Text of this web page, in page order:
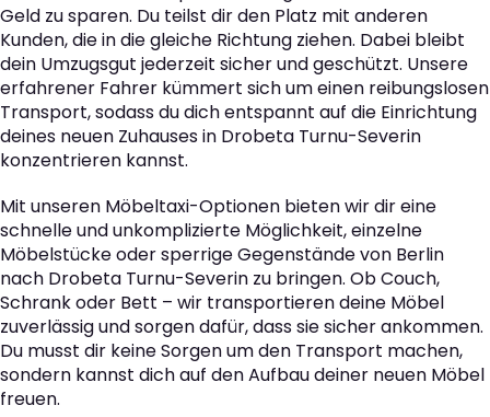
Geld zu sparen. Du teilst dir den Platz mit anderen
Kunden, die in die gleiche Richtung ziehen. Dabei bleibt
dein Umzugsgut jederzeit sicher und geschützt. Unsere
erfahrener Fahrer kümmert sich um einen reibungslosen
Transport, sodass du dich entspannt auf die Einrichtung
deines neuen Zuhauses in Drobeta Turnu-Severin
konzentrieren kannst.
Mit unseren Möbeltaxi-Optionen bieten wir dir eine
schnelle und unkomplizierte Möglichkeit, einzelne
Möbelstücke oder sperrige Gegenstände von Berlin
nach Drobeta Turnu-Severin zu bringen. Ob Couch,
Schrank oder Bett – wir transportieren deine Möbel
zuverlässig und sorgen dafür, dass sie sicher ankommen.
Du musst dir keine Sorgen um den Transport machen,
sondern kannst dich auf den Aufbau deiner neuen Möbel
freuen.